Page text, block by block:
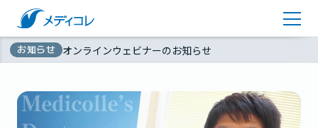
お知らせ オンラインウェビナーのお知らせ
お問い合わせ
無
料 資料ダウンロード